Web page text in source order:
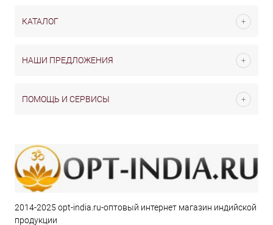
КАТАЛОГ
НАШИ ПРЕДЛОЖЕНИЯ
ПОМОЩЬ И СЕРВИСЫ
2014-2025 opt-india.ru-оптовый интернет магазин индийской
продукции